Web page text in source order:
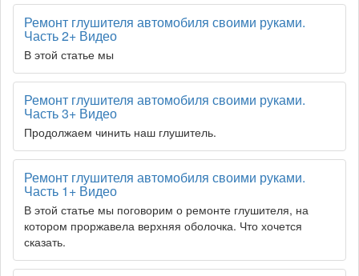
Ремонт глушителя автомобиля своими руками.
Часть 2+ Видео
В этой статье мы
Ремонт глушителя автомобиля своими руками.
Часть 3+ Видео
Продолжаем чинить наш глушитель.
Ремонт глушителя автомобиля своими руками.
Часть 1+ Видео
В этой статье мы поговорим о ремонте глушителя, на
котором проржавела верхняя оболочка. Что хочется
сказать.